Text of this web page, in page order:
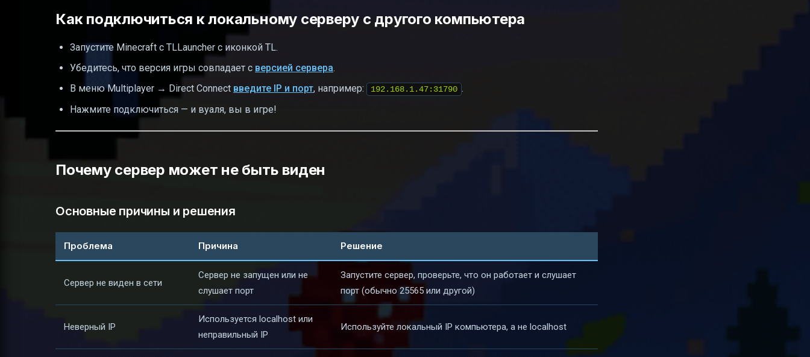
Как подключиться к локальному серверу с другого компьютера
Запустите Minecraft с TLLauncher с иконкой TL.
Убедитесь, что версия игры совпадает с версией сервера.
В меню Multiplayer → Direct Connect введите IP и порт, например: 192.168.1.47:31790 .
Нажмите подключиться — и вуаля, вы в игре!
Почему сервер может не быть виден
Основные причины и решения
Проблема Причина Решение
Сервер не виден в сети
Сервер не запущен или не
слушает порт
Запустите сервер, проверьте, что он работает и слушает
порт (обычно 25565 или другой)
Неверный IP
Используется localhost или
неправильный IP
Используйте локальный IP компьютера, а не localhost